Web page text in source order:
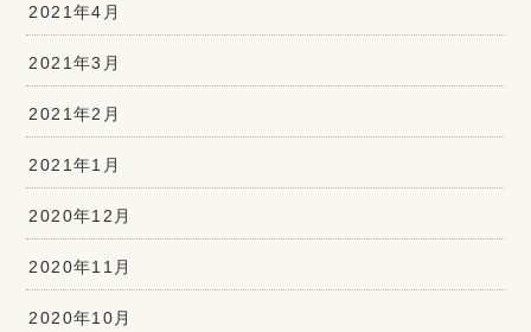
2021年4月
2021年3月
2021年2月
2021年1月
2020年12月
2020年11月
2020年10月